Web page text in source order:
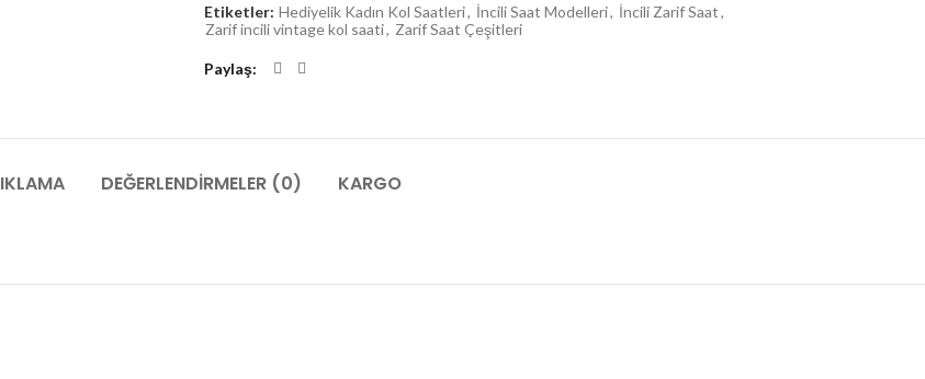
Etiketler: Hediyelik Kadın Kol Saatleri, İncili Saat Modelleri, İncili Zarif Saat,
Zarif incili vintage kol saati, Zarif Saat Çeşitleri
Paylaş
DEĞERLENDIRMELER (0) KARGO